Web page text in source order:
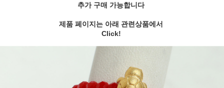
추가 구매 가능합니다
제품 페이지는 아래 관련상품에서
Click!